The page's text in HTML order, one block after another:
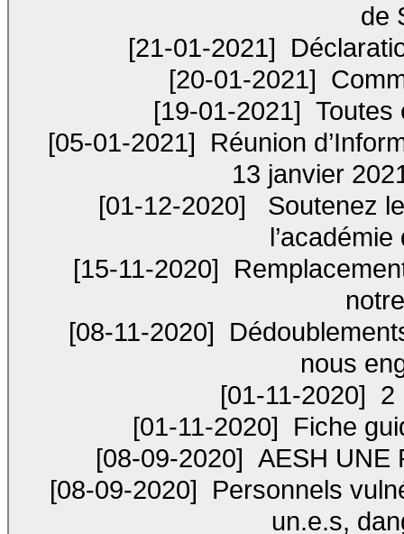
de
[21-01-2021]
[20-01-2021]
[19-01-2021] Toutes
[05-01-2021]
Réunion
13 janvier
[01-12-2020]
Soutenez
[15-11-2020]
[08-11-2020]
nous
[01-11-2020] 2
[01-11-2020]
Fiche
[08-09-2020] AESH UNE
[08-09-2020]
Personnels
un.e.s,